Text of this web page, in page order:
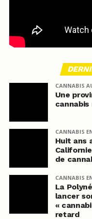
CANNABIS
Une
CANNABIS
Huit ans
de
CANNABIS
La
lancer
«
retard